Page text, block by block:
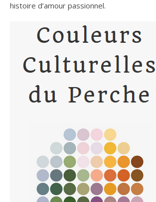
histoire d’amour passionnel.